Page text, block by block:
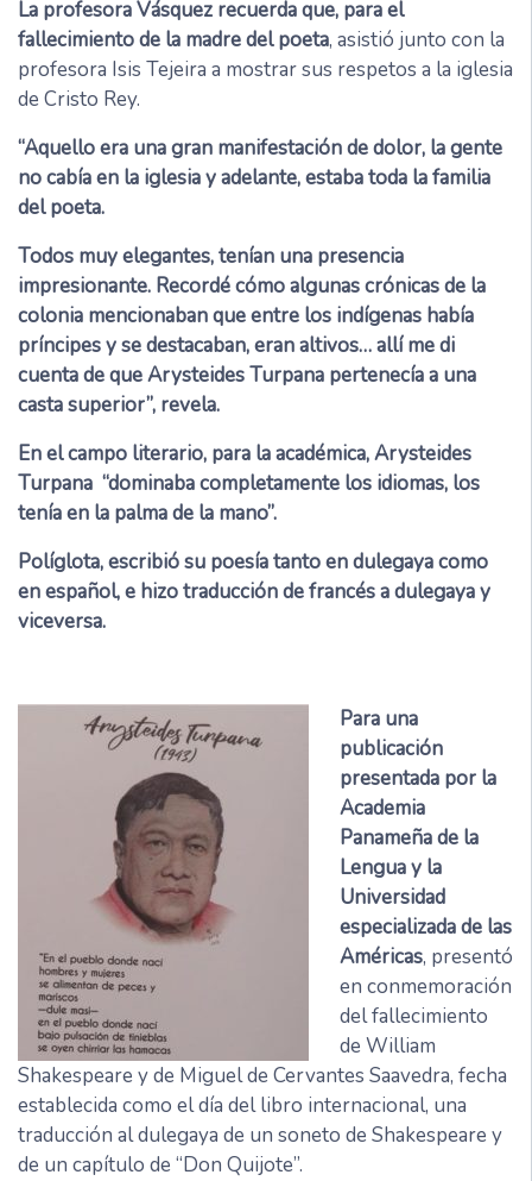
La profesora Vásquez recuerda que, para el
fallecimiento de la madre del poeta, asistió junto con la
profesora Isis Tejeira a mostrar sus respetos a la iglesia
de Cristo Rey.
“Aquello era una gran manifestación de dolor, la gente
no cabía en la iglesia y adelante, estaba toda la familia
del poeta.
Todos muy elegantes, tenían una presencia
impresionante. Recordé cómo algunas crónicas de la
colonia mencionaban que entre los indígenas había
príncipes y se destacaban, eran altivos… allí me di
cuenta de que Arysteides Turpana pertenecía a una
casta superior”, revela.
En el campo literario, para la académica, Arysteides
Turpana “dominaba completamente los idiomas, los
tenía en la palma de la mano”.
Políglota, escribió su poesía tanto en dulegaya como
en español, e hizo traducción de francés a dulegaya y
viceversa.
Para una
publicación
presentada por la
Academia
Panameña de la
Lengua y la
Universidad
especializada de las
Américas, presentó
en conmemoración
del fallecimiento
de William
Shakespeare y de Miguel de Cervantes Saavedra, fecha
establecida como el día del libro internacional, una
traducción al dulegaya de un soneto de Shakespeare y
de un capítulo de “Don Quijote”.